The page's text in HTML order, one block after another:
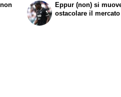
Eppur (non) si
ostacolare il